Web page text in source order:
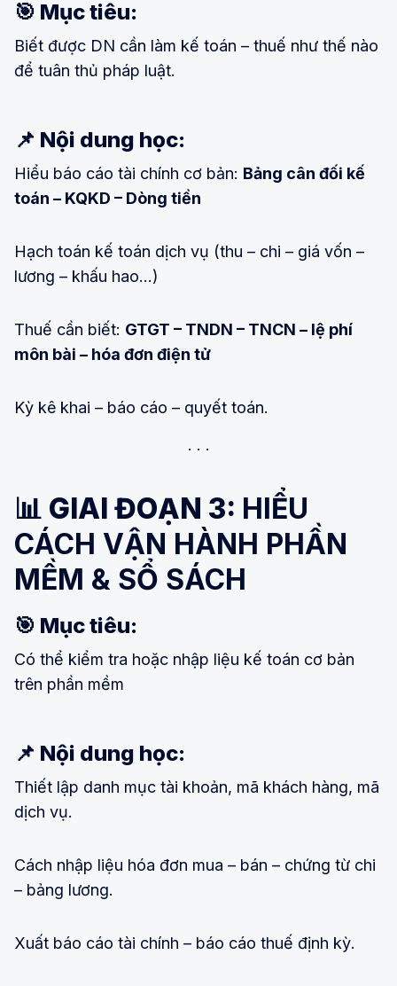
🎯 Mục tiêu:
Biết được DN cần làm kế toán – thuế như thế nào
để tuân thủ pháp luật.
📌 Nội dung học:
Hiểu báo cáo tài chính cơ bản: Bảng cân đối kế
toán – KQKD – Dòng tiền
Hạch toán kế toán dịch vụ (thu – chi – giá vốn –
lương – khấu hao…)
Thuế cần biết: GTGT – TNDN – TNCN – lệ phí
môn bài – hóa đơn điện tử
Kỳ kê khai – báo cáo – quyết toán.
📊 GIAI ĐOẠN 3: HIỂU
CÁCH VẬN HÀNH PHẦN
MỀM & SỔ SÁCH
🎯 Mục tiêu:
Có thể kiểm tra hoặc nhập liệu kế toán cơ bản
trên phần mềm
📌 Nội dung học:
Thiết lập danh mục tài khoản, mã khách hàng, mã
dịch vụ.
Cách nhập liệu hóa đơn mua – bán – chứng từ chi
– bảng lương.
Xuất báo cáo tài chính – báo cáo thuế định kỳ.